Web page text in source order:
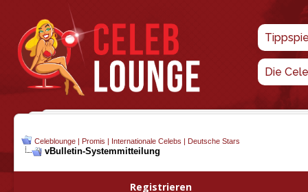
Die
Celeblounge | Promis | Internationale Celebs | Deutsche Stars
vBulletin-Systemmitteilung
Registrieren